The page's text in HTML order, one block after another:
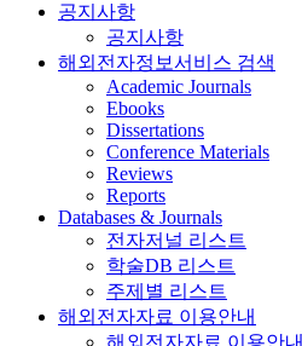
공지사항
공지사항
해외전자정보서비스 검색
Academic Journals
Ebooks
Dissertations
Conference Materials
Reviews
Reports
Databases & Journals
전자저널 리스트
학술DB 리스트
주제별 리스트
해외전자자료 이용안내